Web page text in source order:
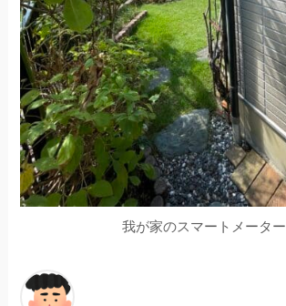
我が家のスマートメーター